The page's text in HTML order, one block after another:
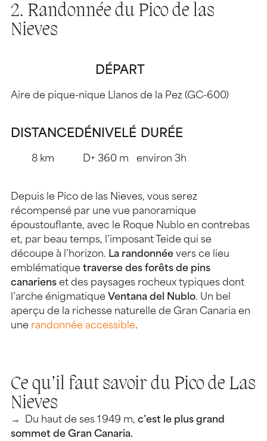
2. Randonnée du Pico de las
Nieves
DÉPART
Aire de pique-nique Llanos de la Pez (GC-600)
DISTANCE
8 km
DÉNIVELÉ
D+ 360 m
DURÉE
environ 3h
Depuis le Pico de las Nieves, vous serez
récompensé par une vue panoramique
époustouflante, avec le Roque Nublo en contrebas
et, par beau temps, l’imposant Teide qui se
découpe à l’horizon. La randonnée vers ce lieu
emblématique traverse des forêts de pins
canariens et des paysages rocheux typiques dont
l’arche énigmatique Ventana del Nublo. Un bel
aperçu de la richesse naturelle de Gran Canaria en
une randonnée accessible.
Ce qu’il faut savoir du Pico de Las
Nieves
Du haut de ses 1 949 m, c’est le plus grand
sommet de Gran Canaria.